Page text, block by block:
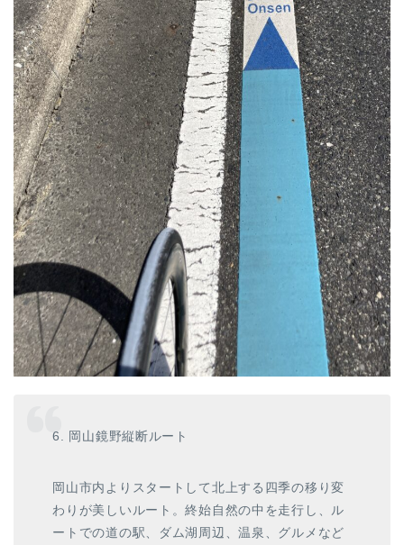
6. 岡山鏡野縦断ルート
岡山市内よりスタートして北上する四季の移り変
わりが美しいルート。終始自然の中を走行し、ル
ートでの道の駅、ダム湖周辺、温泉、グルメなど